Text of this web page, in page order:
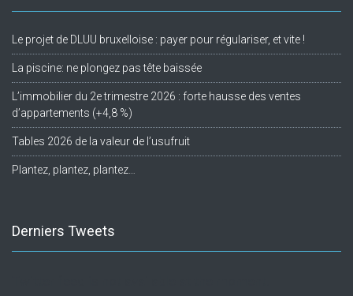
Le projet de DLUU bruxelloise : payer pour régulariser, et vite !
La piscine: ne plongez pas tête baissée
L’immobilier du 2e trimestre 2026 : forte hausse des ventes
d’appartements (+4,8 %)
Tables 2026 de la valeur de l’usufruit
Plantez, plantez, plantez…
Derniers Tweets